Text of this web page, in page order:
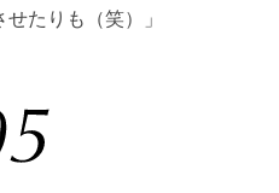
たりも（笑）」